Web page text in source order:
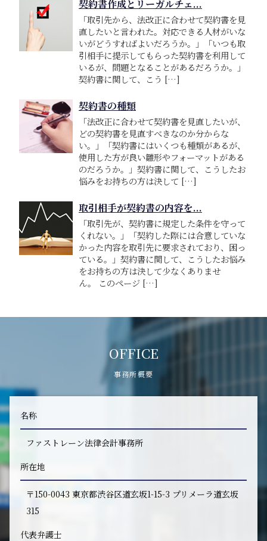
契約書作成とリーガルチェ...
「取引先から、法改正に合わせて契約書を見
直したいと言われた。対応できる人材がいな
いがどうすればよいだろうか。」「いつも取
引相手に提示してもらった契約書を利用して
いるが、問題となることがあるだろうか。」
契約書に関して、こう […]
契約書の種類
「法改正に合わせて契約書を見直したいが、
どの契約書を見直すべきなのか分からな
い。」「契約書にはいくつも種類があるが、
使用した方が良い雛形やフォーマットがある
のだろうか。」契約書に関して、こうしたお
悩みをお持ちの方は決して […]
取引相手が契約書の内容を...
「取引先が、契約書に規定した条件を守って
くれない。」「契約した際には合意していな
かった内容を取引先に要求されており、困っ
ている。」契約書に関して、こうしたお悩み
をお持ちの方は決して少なくありませ
ん。 このページ […]
OFFICE
事務所概要
名称
ファストレーン法律会計事務所
所在地
〒150-0043 東京都渋谷区道玄坂1-15-3 プリメーラ道玄坂
315
代表弁護士